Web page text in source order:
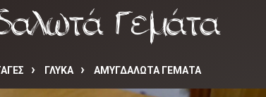
Γεμάτα
ΓΛΥΚΑ ΑΜΥΓΔΑΛΩΤΆ ΓΕΜΆΤΑ